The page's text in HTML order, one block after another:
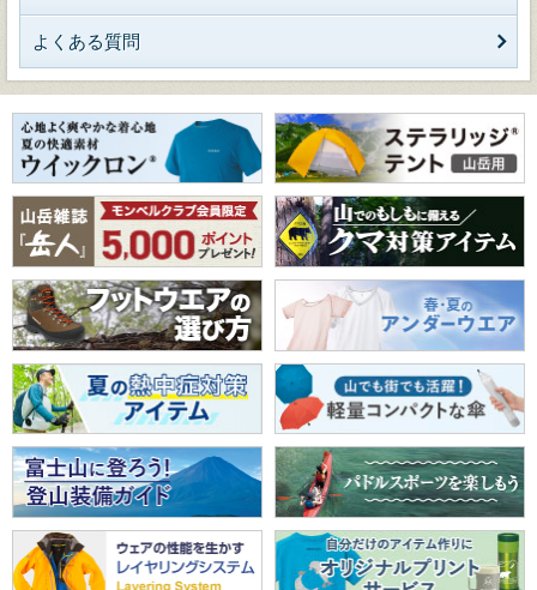
よくある質問